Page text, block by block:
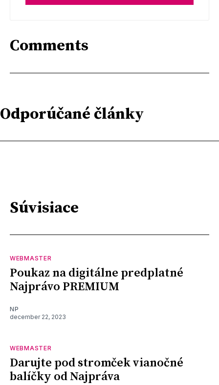
Comments
Odporúčané články
Súvisiace
WEBMASTER
Poukaz na digitálne predplatné
Najprávo PREMIUM
NP
december 22, 2023
WEBMASTER
Darujte pod stromček vianočné
balíčky od Najpráva